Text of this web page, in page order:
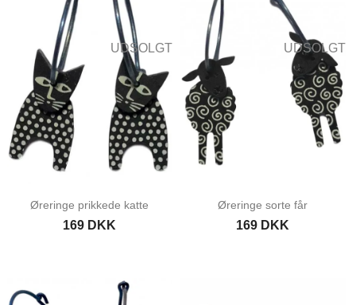
UDSOLGT
Øreringe prikkede katte
169 DKK
UDSOLGT
Øreringe sorte får
169 DKK